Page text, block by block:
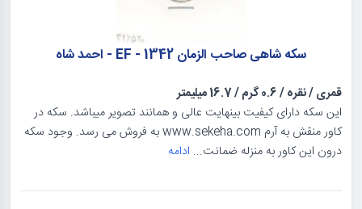
سکه شاهی صاحب الزمان 1342 - EF - احمد شاه
قمری/نقره/0.6 گرم /16.7 میلیمتر
این سکه دارای کیفیت بینهایت عالی و همانند تصویر میباشد. سکه در
کاور منقش به آرم www.sekeha.com به فروش می رسد. وجود سکه
درون این کاور به منزله ضمانت... ادامه